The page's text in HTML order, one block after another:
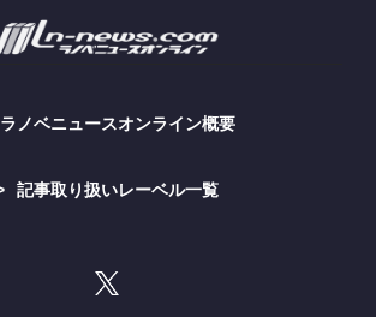
ラノベニュースオンライン概要
記事取り扱いレーベル一覧